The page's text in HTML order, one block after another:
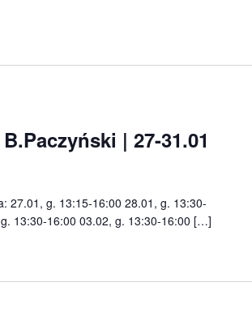
| 27-31.01
27.01, g. 13:15-16:00 28.01, g. 13:30-
13:30-16:00 03.02, g. 13:30-16:00 […]